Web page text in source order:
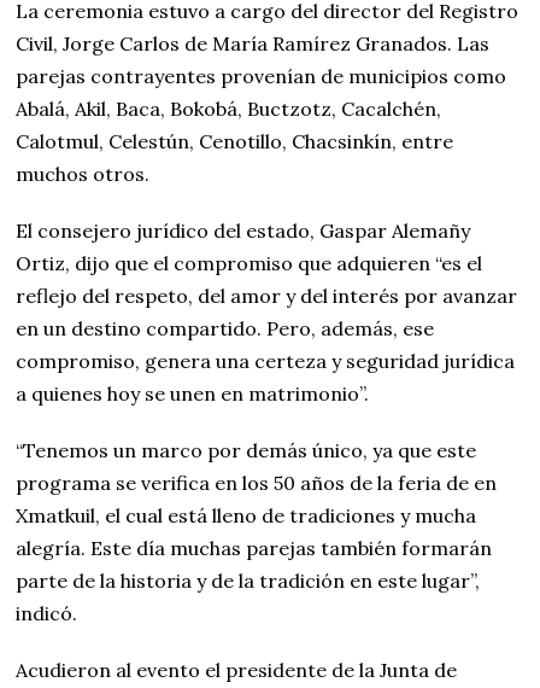
La ceremonia estuvo a cargo del director del Registro
Civil, Jorge Carlos de María Ramírez Granados. Las
parejas contrayentes provenían de municipios como
Abalá, Akil, Baca, Bokobá, Buctzotz, Cacalchén,
Calotmul, Celestún, Cenotillo, Chacsinkín, entre
muchos otros.
El consejero jurídico del estado, Gaspar Alemañy
Ortiz, dijo que el compromiso que adquieren “es el
reflejo del respeto, del amor y del interés por avanzar
en un destino compartido. Pero, además, ese
compromiso, genera una certeza y seguridad jurídica
a quienes hoy se unen en matrimonio”.
“Tenemos un marco por demás único, ya que este
programa se verifica en los 50 años de la feria de en
Xmatkuil, el cual está lleno de tradiciones y mucha
alegría. Este día muchas parejas también formarán
parte de la historia y de la tradición en este lugar”,
indicó.
Acudieron al evento el presidente de la Junta de